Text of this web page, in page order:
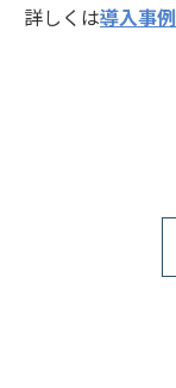
詳しくは導入事例